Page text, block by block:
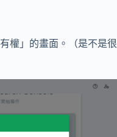
權」的畫面。（是不是很